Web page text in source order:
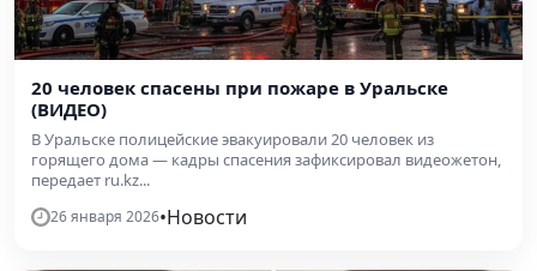
20 человек спасены при пожаре в Уральске
(ВИДЕО)
В Уральске полицейские эвакуировали 20 человек из
горящего дома — кадры спасения зафиксировал видеожетон,
передает ru.kz...
26 января 2026•Новости